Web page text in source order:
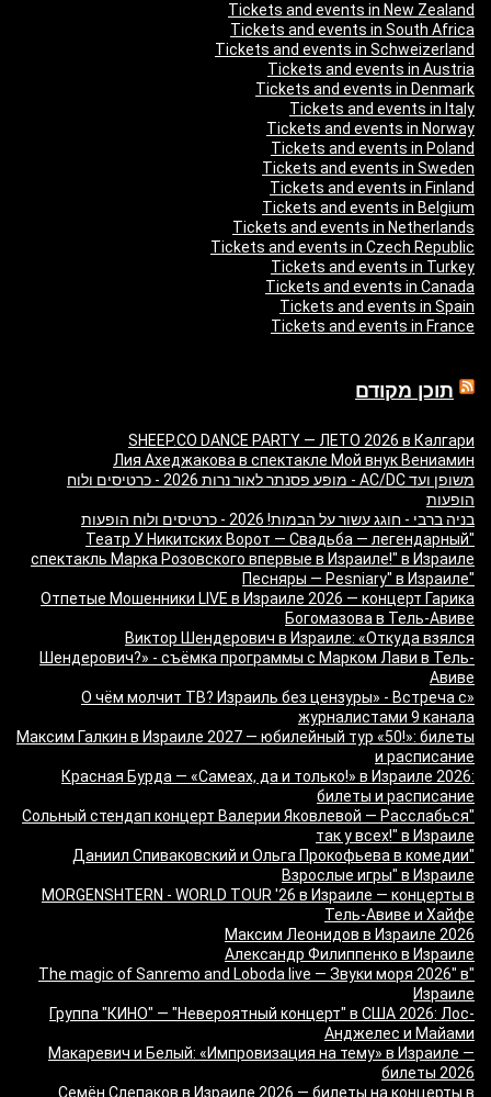
Tickets and events in New Zealand
Tickets and events in South Africa
Tickets and events in Schweizerland
Tickets and events in Austria
Tickets and events in Denmark
Tickets and events in Italy
Tickets and events in Norway
Tickets and events in Poland
Tickets and events in Sweden
Tickets and events in Finland
Tickets and events in Belgium
Tickets and events in Netherlands
Tickets and events in Czech Republic
Tickets and events in Turkey
Tickets and events in Canada
Tickets and events in Spain
Tickets and events in France
תוכן מקודם
SHEEP.CO DANCE PARTY — ЛЕТО 2026 в Калгари
Лия Ахеджакова в спектакле Мой внук Вениамин
משופן ועד AC/DC - מופע פסנתר לאור נרות 2026 - כרטיסים ולוח
הופעות
בניה ברבי - חוגג עשור על הבמות! 2026 - כרטיסים ולוח הופעות
"Театр У Никитских Ворот — Свадьба — легендарный
спектакль Марка Розовского впервые в Израиле!" в Израиле
"Песняры — Pesniary" в Израиле
Отпетые Мошенники LIVE в Израиле 2026 — концерт Гарика
Богомазова в Тель-Авиве
Виктор Шендерович в Израиле: «Откуда взялся
Шендерович?» - съёмка программы с Марком Лави в Тель-
Авиве
«О чём молчит ТВ? Израиль без цензуры» - Встреча с
журналистами 9 канала
Максим Галкин в Израиле 2027 — юбилейный тур «50!»: билеты
и расписание
Красная Бурда — «Самеах, да и только!» в Израиле 2026:
билеты и расписание
"Сольный стендап концерт Валерии Яковлевой — Расслабься
так у всех!" в Израиле
"Даниил Спиваковский и Ольга Прокофьева в комедии
Взрослые игры" в Израиле
MORGENSHTERN - WORLD TOUR '26 в Израиле — концерты в
Тель-Авиве и Хайфе
Максим Леонидов в Израиле 2026
Александр Филиппенко в Израиле
"The magic of Sanremo and Loboda live — Звуки моря 2026" в
Израиле
Группа "КИНО" — "Невероятный концерт" в США 2026: Лос-
Анджелес и Майами
Макаревич и Белый: «Импровизация на тему» в Израиле —
билеты 2026
Семён Слепаков в Израиле 2026 — билеты на концерты в